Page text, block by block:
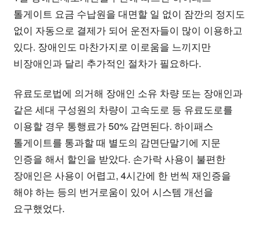
톨게이트 요금 수납원을 대면할 일 없이 잠깐의 정지도
없이 자동으로 결제가 되어 운전자들이 많이 이용하고
있다. 장애인도 마찬가지로 이로움을 느끼지만
비장애인과 달리 추가적인 절차가 필요하다.
유료도로법에 의거해 장애인 소유 차량 또는 장애인과
같은 세대 구성원의 차량이 고속도로 등 유료도로를
이용할 경우 통행료가 50% 감면된다. 하이패스
톨게이트를 통과할 때 별도의 감면단말기에 지문
인증을 해서 할인을 받았다. 손가락 사용이 불편한
장애인은 사용이 어렵고, 4시간에 한 번씩 재인증을
해야 하는 등의 번거로움이 있어 시스템 개선을
요구했었다.